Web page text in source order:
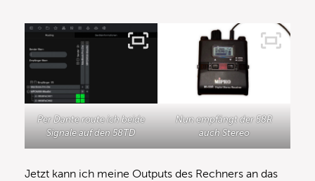
Per Dante route ich beide
Signale auf den 58TD
Nun empfängt der 58R
auch Stereo
Jetzt kann ich meine Outputs des Rechners an das